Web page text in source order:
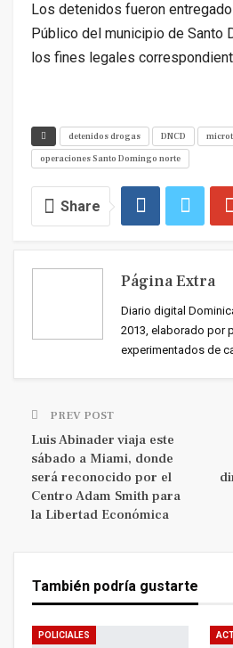
Los detenidos fueron
Público del municipio de Santo
los fines legales
detenidos drogas DNCD
operaciones Santo Domingo norte
Share
Página Extra
Diario digital
2013, elaborado por
experimentados de
PREV POST
Luis Abinader viaja este
sábado a Miami, donde
será reconocido por el
Centro Adam Smith para
la Libertad Económica
También podría gustarte
POLICIALES